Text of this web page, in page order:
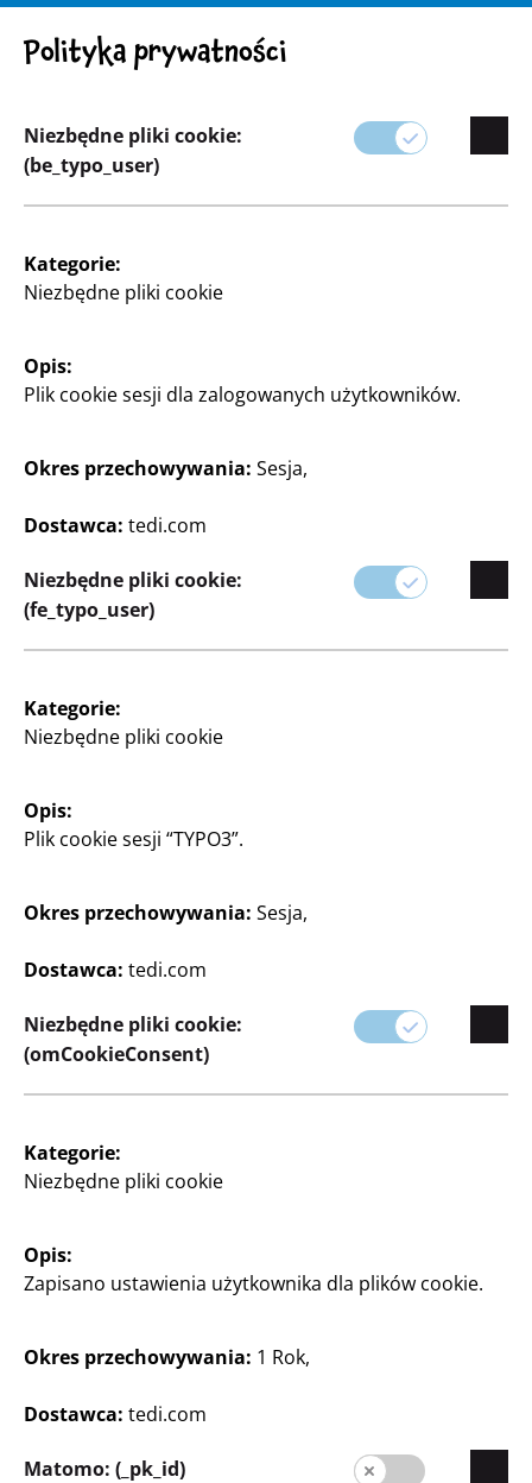
Balon foliowy
helem, za szt.
swojego sklepu TEDi
Zmień sklep
Polityka prywatności
Niezbędne pliki cookie:
(be_typo_user)
Kategorie:
Niezbędne pliki cookie
Opis:
Plik cookie sesji dla zalogowanych użytkowników.
Okres przechowywania: Sesja,
Dostawca: tedi.com
Niezbędne pliki cookie:
(fe_typo_user)
Kategorie:
Niezbędne pliki cookie
Opis:
Plik cookie sesji “TYPO3”.
Okres przechowywania: Sesja,
Dostawca: tedi.com
Niezbędne pliki cookie:
(omCookieConsent)
Kategorie:
Niezbędne pliki cookie
Opis:
Zapisano ustawienia użytkownika dla plików cookie.
Okres przechowywania: 1 Rok,
Dostawca: tedi.com
Matomo: (_pk_id)